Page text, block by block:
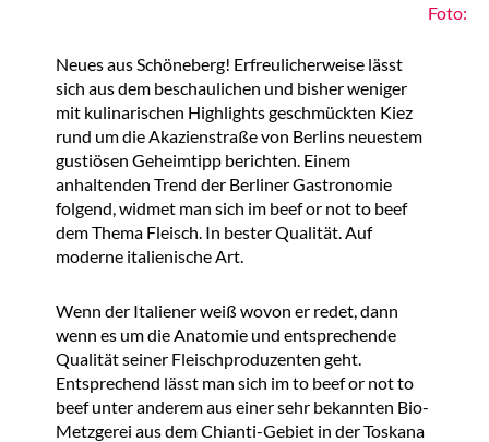
Foto:
Neues aus Schöneberg! Erfreulicherweise lässt
sich aus dem beschaulichen und bisher weniger
mit kulinarischen Highlights geschmückten Kiez
rund um die Akazienstraße von Berlins neuestem
gustiösen Geheimtipp berichten. Einem
anhaltenden Trend der Berliner Gastronomie
folgend, widmet man sich im beef or not to beef
dem Thema Fleisch. In bester Qualität. Auf
moderne italienische Art.
Wenn der Italiener weiß wovon er redet, dann
wenn es um die Anatomie und entsprechende
Qualität seiner Fleischproduzenten geht.
Entsprechend lässt man sich im to beef or not to
beef unter anderem aus einer sehr bekannten Bio-
Metzgerei aus dem Chianti-Gebiet in der Toskana